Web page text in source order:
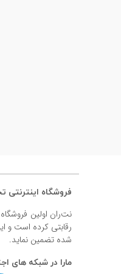
فروشگاه
نت‌ران اولین
رقابتی کرده است و
شده تضمین نماید.
مارا در شبکه های